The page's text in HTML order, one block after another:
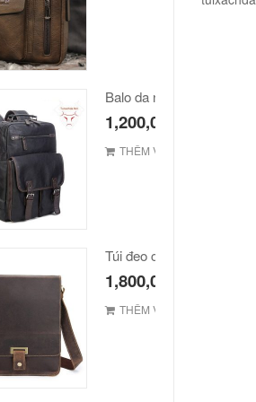
Balo da nam hàn quốc
1,200,000
THÊM VÀO GIỎ
1,800,000
THÊM VÀO GIỎ